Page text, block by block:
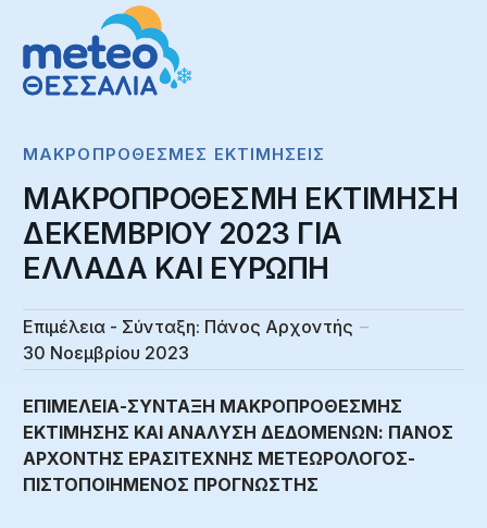
ΜΑΚΡΟΠΡΌΘΕΣΜΕΣ ΕΚΤΙΜΉΣΕΙΣ
ΜΑΚΡΟΠΡΟΘΕΣΜΗ ΕΚΤΙΜΗΣΗ
ΔΕΚΕΜΒΡΙΟΥ 2023 ΓΙΑ
ΕΛΛΑΔΑ ΚΑΙ ΕΥΡΩΠΗ
Επιμέλεια - Σύνταξη: Πάνος Αρχοντής
30 Νοεμβρίου 2023
ΕΠΙΜΕΛΕΙΑ-ΣΥΝΤΑΞΗ ΜΑΚΡΟΠΡΟΘΕΣΜΗΣ
ΕΚΤΙΜΗΣΗΣ ΚΑΙ ΑΝΑΛΥΣΗ ΔΕΔΟΜΕΝΩΝ: ΠΑΝΟΣ
ΑΡΧΟΝΤΗΣ ΕΡΑΣΙΤΕΧΝΗΣ ΜΕΤΕΩΡΟΛΟΓΟΣ-
ΠΙΣΤΟΠΟΙΗΜΕΝΟΣ ΠΡΟΓΝΩΣΤΗΣ